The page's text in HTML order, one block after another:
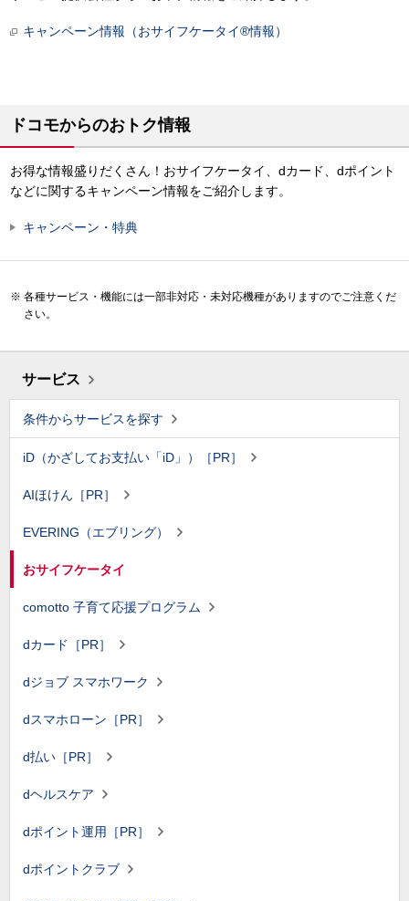
キャンペーン情報（おサイフケータイ®情報）
ドコモからのおトク情報
お得な情報盛りだくさん！おサイフケータイ、dカード、dポイント
などに関するキャンペーン情報をご紹介します。
キャンペーン・特典
各種サービス・機能には一部非対応・未対応機種がありますのでご注意くだ
さい。
サービス
条件からサービスを探す
iD（かざしてお支払い「iD」）［PR］
AIほけん［PR］
EVERING（エブリング）
おサイフケータイ
comotto 子育て応援プログラム
dカード［PR］
dジョブ スマホワーク
dスマホローン［PR］
d払い［PR］
dヘルスケア
dポイント運用［PR］
dポイントクラブ